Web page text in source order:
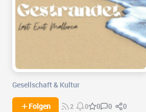
Gesellschaft & Kultur
Folgen 2 0 0 0 0